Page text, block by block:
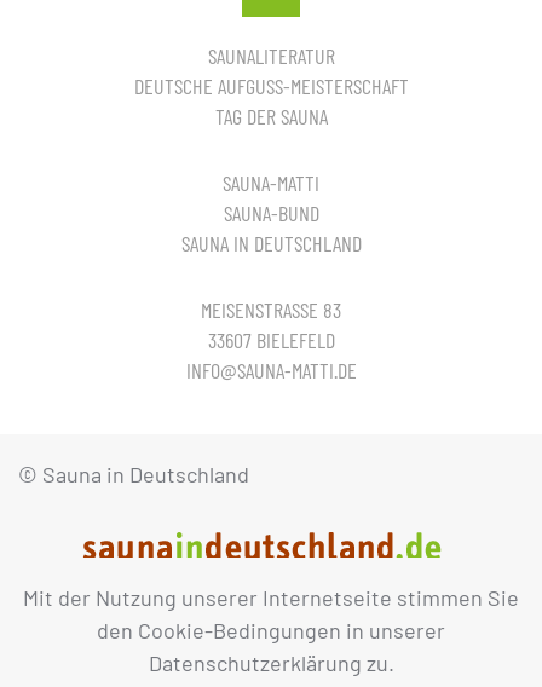
Mit der Nutzung unserer Internetseite stimmen Sie
den Cookie-Bedingungen in unserer
Datenschutzerklärung zu.
SAUNALITERATUR
DEUTSCHE AUFGUSS-MEISTERSCHAFT
TAG DER SAUNA
SAUNA-MATTI
SAUNA-BUND
SAUNA IN DEUTSCHLAND
MEISENSTRASSE 83
33607 BIELEFELD
INFO@SAUNA-MATTI.DE
© Sauna in Deutschland
IMPRESSUM DATENSCHUTZ